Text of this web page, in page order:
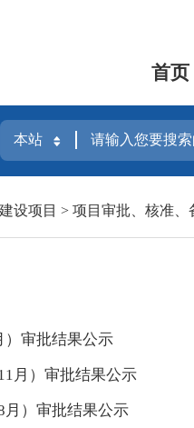
首页
设项目 > 项目审批、核准、
）审批结果公示
月）审批结果公示
月）审批结果公示